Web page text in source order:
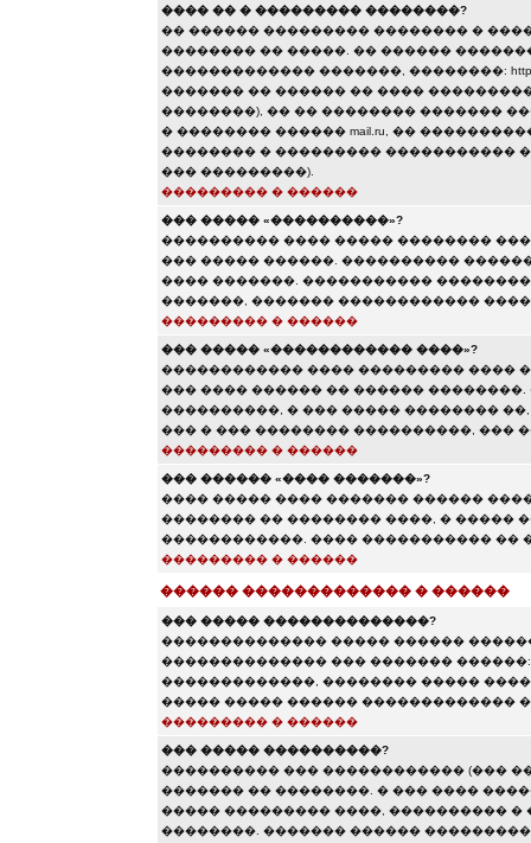
���� �� � ��������� ��������?
�� ������ ��������� �������� �
�������� �� �����. �� ������
������������� �������, ��������: http://
������� �� ������ �� ����
��������), �� �� �������� �������
� �������� ������ mail.ru, ��
�������� � ��������� ����������� ���
��� ���������).
��������� � ������
��� ����� «����������»?
���������� ���� ����� ��������
��� ����� ������. ����������
���� �������. �����������
�������, ������� ������������
��������� � ������
��� ����� «������������ ����»?
������������ ���� ��������� ����
��� ���� ������ �� ������
����������, � ��� ����� ��������
��� � ��� �������� ����������, ���
��������� � ������
��� ������ «���� �������»?
���� ����� ���� ������� ������
�������� �� �������� ����, � �����
������������. ���� ����������� ��
��������� � ������
������ ������������� � ������
��� ����� ��������������?
�������������� ����� ������
�������������� ��� �������
�������������, �������� �����
����� ����� ������ �������������
��������� � ������
��� ����� ����������?
���������� ��� ������������ (���
������� �� ��������. � ��� ����
����� ��������� ����, ���������� �
��������. ������� ������